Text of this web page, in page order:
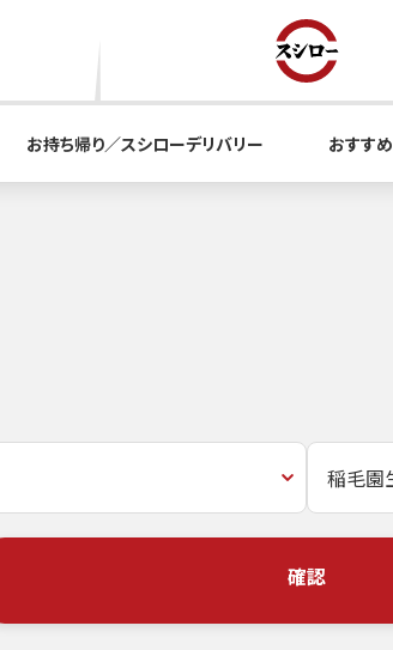
お持ち帰り／スシローデリバリー おすすめ
確認